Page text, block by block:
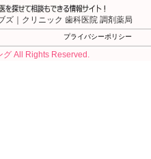
ズ｜クリニック 歯科医院 調剤薬局
プライバシーポリシー
All Rights Reserved.